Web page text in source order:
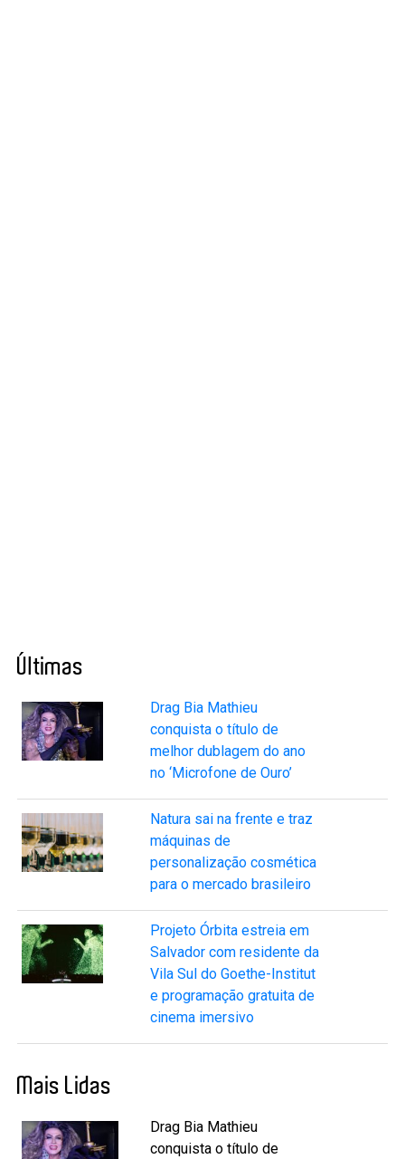
Últimas
Drag Bia Mathieu
conquista o título de
melhor dublagem do ano
no ‘Microfone de Ouro’
Natura sai na frente e traz
máquinas de
personalização cosmética
para o mercado brasileiro
Projeto Órbita estreia em
Salvador com residente da
Vila Sul do Goethe-Institut
e programação gratuita de
cinema imersivo
Mais Lidas
Drag Bia Mathieu
conquista o título de